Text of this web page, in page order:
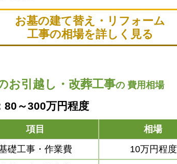
お墓の建て替え・リフォーム
工事の相場を詳しく見る
お引越し・改葬工事の 費用相場
80～300万円程度
項目
相場
礎工事・作業費
10万円程度